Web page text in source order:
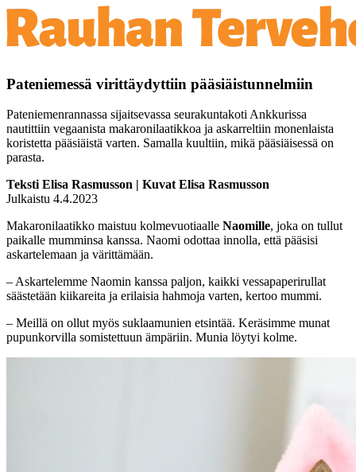
Pateniemessä virittäydyttiin pääsiäistunnelmiin
Pateniemenrannassa sijaitsevassa seurakuntakoti Ankkurissa
nautittiin vegaanista makaronilaatikkoa ja askarreltiin monenlaista
koristetta pääsiäistä varten. Samalla kuultiin, mikä pääsiäisessä on
parasta.
Teksti Elisa Rasmusson | Kuvat Elisa Rasmusson
Julkaistu 4.4.2023
Makaronilaatikko maistuu kolmevuotiaalle Naomille, joka on tullut
paikalle mumminsa kanssa. Naomi odottaa innolla, että pääsisi
askartelemaan ja värittämään.
– Askartelemme Naomin kanssa paljon, kaikki vessapaperirullat
säästetään kiikareita ja erilaisia hahmoja varten, kertoo mummi.
– Meillä on ollut myös suklaamunien etsintää. Keräsimme munat
pupunkorvilla somistettuun ämpäriin. Munia löytyi kolme.